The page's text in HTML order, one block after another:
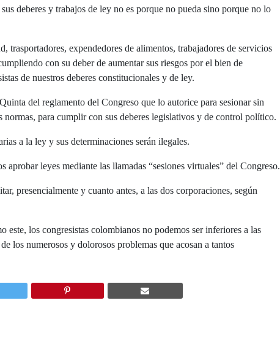
deberes y trabajos de ley no es porque no pueda sino porque no lo
expendedores de alimentos, trabajadores de servicios
con su deber de aumentar sus riesgos por el bien de
de nuestros deberes constitucionales y de ley.
del reglamento del Congreso que lo autorice para sesionar sin
normas, para cumplir con sus deberes legislativos y de control político.
a la ley y sus determinaciones serán ilegales.
leyes mediante las llamadas “sesiones virtuales” del Congreso.
presencialmente y cuanto antes, a las dos corporaciones, según
los congresistas colombianos no podemos ser inferiores a las
los numerosos y dolorosos problemas que acosan a tantos